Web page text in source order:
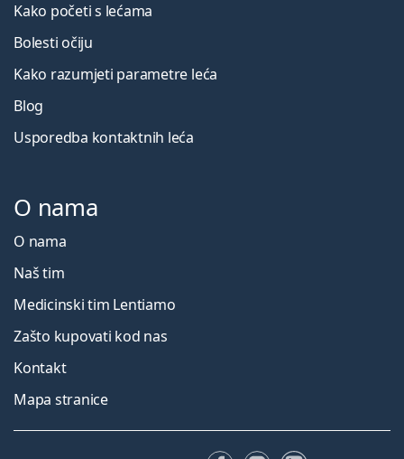
Kako početi s lećama
Bolesti očiju
Kako razumjeti parametre leća
Blog
Usporedba kontaktnih leća
O nama
O nama
Naš tim
Medicinski tim Lentiamo
Zašto kupovati kod nas
Kontakt
Mapa stranice